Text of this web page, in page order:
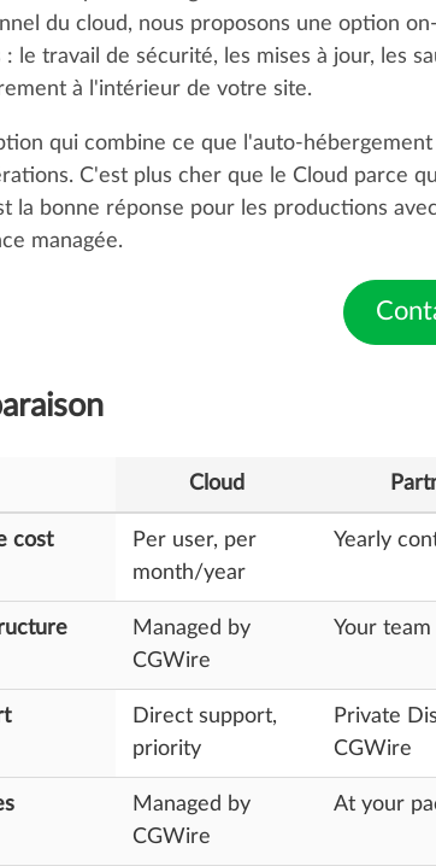
du cloud, nous proposons une option
: le travail de sécurité, les mises à jour, les
à l'intérieur de votre site.
qui combine ce que l'auto-
C'est plus cher que le Cloud parce
la bonne réponse pour les productions
managée.
Cloud
cost
Per user, per
month/year
Yearly
Managed by
CGWire
Your team
Direct support,
priority
Private
CGWire
Managed by
CGWire
At your